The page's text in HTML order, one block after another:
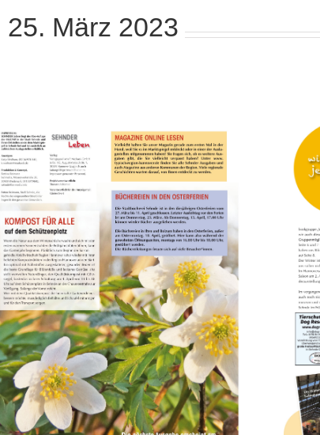
März 2023